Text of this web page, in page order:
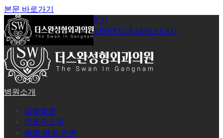
본문 바로가기
공지사항
시술후기
로그인회원가입YOUTUBEINSTAGRAMKAKAO
병원소개
성형철학
의료진소개
학회·방송·언론